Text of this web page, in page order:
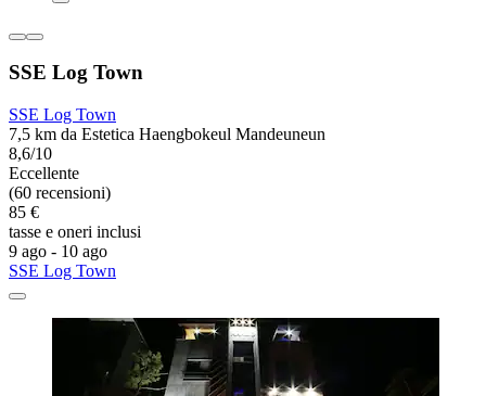
SSE Log Town
SSE Log Town
7,5 km da Estetica Haengbokeul Mandeuneun
8,6/10
Eccellente
(60 recensioni)
85 €
tasse e oneri inclusi
9 ago - 10 ago
SSE Log Town